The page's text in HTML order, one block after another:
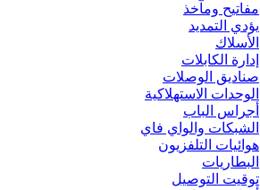
مفاتيح ومآخذ
يؤدي التمديد
الأسلاك
إدارة الكابلات
صناديق الوصلات
الوحدات الاستهلاكية
أجراس الباب
الشبكات والواي فاي
هوائيات التلفزيون
البطاريات
توقيت التوصيل